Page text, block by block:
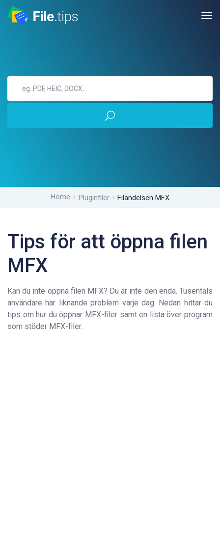
Home Pluginfiler Filändelsen MFX
Tips för att öppna filen
MFX
Kan du inte öppna filen MFX? Du är inte den enda. Tusentals
användare har liknande problem varje dag. Nedan hittar du
tips om hur du öppnar MFX-filer samt en lista över program
som stöder MFX-filer.